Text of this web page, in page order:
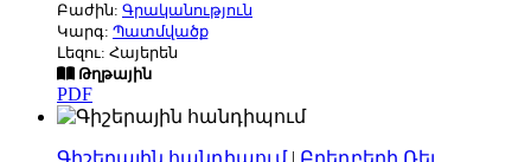
Բաժին: Գրականություն
Կարգ: Պատմվածք
Լեզու: Հայերեն
Թղթային
PDF